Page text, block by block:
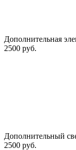
Дополнительная
2500 руб.
Дополнительный
2500 руб.